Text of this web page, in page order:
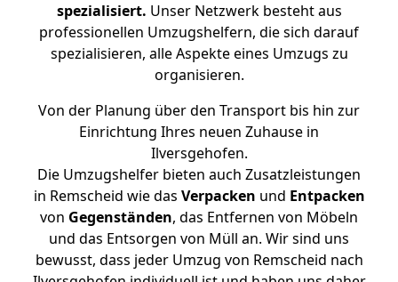
spezialisiert. Unser Netzwerk besteht aus
professionellen Umzugshelfern, die sich darauf
spezialisieren, alle Aspekte eines Umzugs zu
organisieren.
Von der Planung über den Transport bis hin zur
Einrichtung Ihres neuen Zuhause in
Ilversgehofen.
Die Umzugshelfer bieten auch Zusatzleistungen
in Remscheid wie das Verpacken und Entpacken
von Gegenständen, das Entfernen von Möbeln
und das Entsorgen von Müll an. Wir sind uns
bewusst, dass jeder Umzug von Remscheid nach